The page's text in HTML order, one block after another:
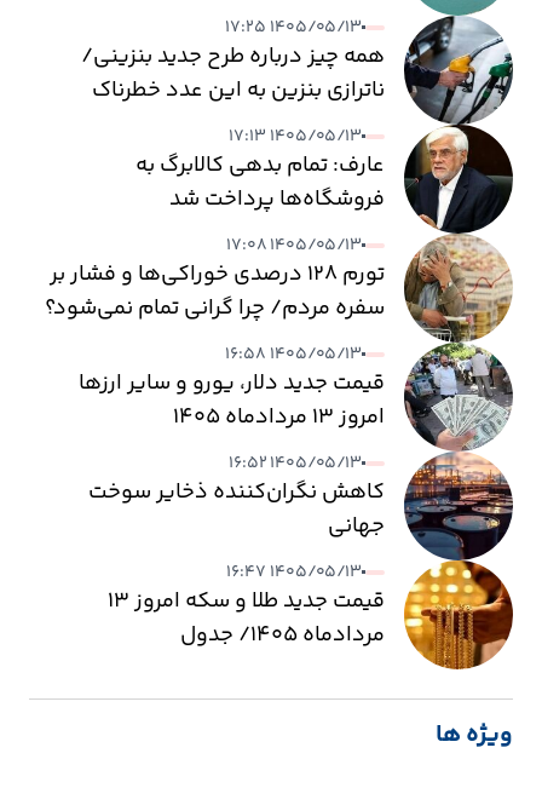
۱۴۰۵/۰۵/۱۳ ۱۷:۲۵
همه چیز درباره طرح جدید بنزینی/
ناترازی بنزین به این عدد خطرناک
می‌رسد
۱۴۰۵/۰۵/۱۳ ۱۷:۱۳
عارف: تمام بدهی کالابرگ به
فروشگاه‌ها پرداخت شد
۱۴۰۵/۰۵/۱۳ ۱۷:۰۸
تورم ۱۲۸ درصدی خوراکی‌ها و فشار بر
سفره مردم/ چرا گرانی تمام نمی‌شود؟
۱۴۰۵/۰۵/۱۳ ۱۶:۵۸
قیمت جدید دلار، یورو و سایر ارزها
امروز ۱۳ مردادماه ۱۴۰۵
۱۴۰۵/۰۵/۱۳ ۱۶:۵۲
کاهش نگران‌کننده ذخایر سوخت
جهانی
۱۴۰۵/۰۵/۱۳ ۱۶:۴۷
قیمت جدید طلا و سکه امروز ۱۳
مردادماه ۱۴۰۵/ جدول
ویژه ها